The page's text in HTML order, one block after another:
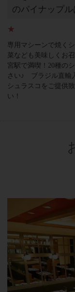
のパイナップ
★
専用マシーンで焼く
菜なども美味しくお
宮駅で満喫！20種の
さい♪ ブラジル直輸
シュラスコをご提供
い！